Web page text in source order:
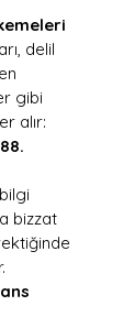
delil
gibi
alır:
bizzat